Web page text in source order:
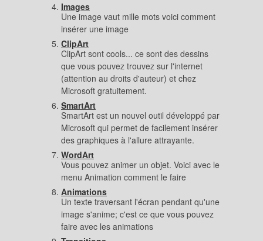
Images
Une image vaut mille mots voici comment
insérer une image
ClipArt
ClipArt sont cools... ce sont des dessins
que vous pouvez trouvez sur l'internet
(attention au droits d'auteur) et chez
Microsoft gratuitement.
SmartArt
SmartArt est un nouvel outil développé par
Microsoft qui permet de facilement insérer
des graphiques à l'allure attrayante.
WordArt
Vous pouvez animer un objet. Voici avec le
menu Animation comment le faire
Animations
Un texte traversant l'écran pendant qu'une
image s'anime; c'est ce que vous pouvez
faire avec les animations